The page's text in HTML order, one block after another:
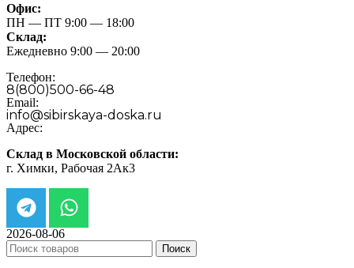
Офис:
ПН — ПТ 9:00 — 18:00
Склад:
Ежедневно 9:00 — 20:00
Телефон:
8(800)500-66-48
Email:
info@sibirskaya-doska.ru
Адрес:
Склад в Московской области:
г. Химки, Рабочая 2Ак3
2026-08-06
Поиск